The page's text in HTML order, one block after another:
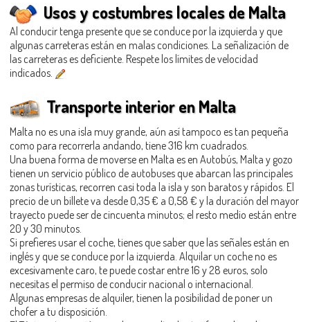
Usos y costumbres locales de Malta
Al conducir tenga presente que se conduce por la izquierda y que
algunas carreteras están en malas condiciones. La señalización de
las carreteras es deficiente. Respete los límites de velocidad
indicados.
Transporte interior en Malta
Malta no es una isla muy grande, aún así tampoco es tan pequeña
como para recorrerla andando, tiene 316 km cuadrados.
Una buena forma de moverse en Malta es en Autobús, Malta y gozo
tienen un servicio público de autobuses que abarcan las principales
zonas turísticas, recorren casi toda la isla y son baratos y rápidos. El
precio de un billete va desde 0,35 € a 0,58 € y la duración del mayor
trayecto puede ser de cincuenta minutos; el resto medio están entre
20 y 30 minutos.
Si prefieres usar el coche, tienes que saber que las señales están en
inglés y que se conduce por la izquierda. Alquilar un coche no es
excesivamente caro, te puede costar entre 16 y 28 euros, solo
necesitas el permiso de conducir nacional o internacional.
Algunas empresas de alquiler, tienen la posibilidad de poner un
chofer a tu disposición.